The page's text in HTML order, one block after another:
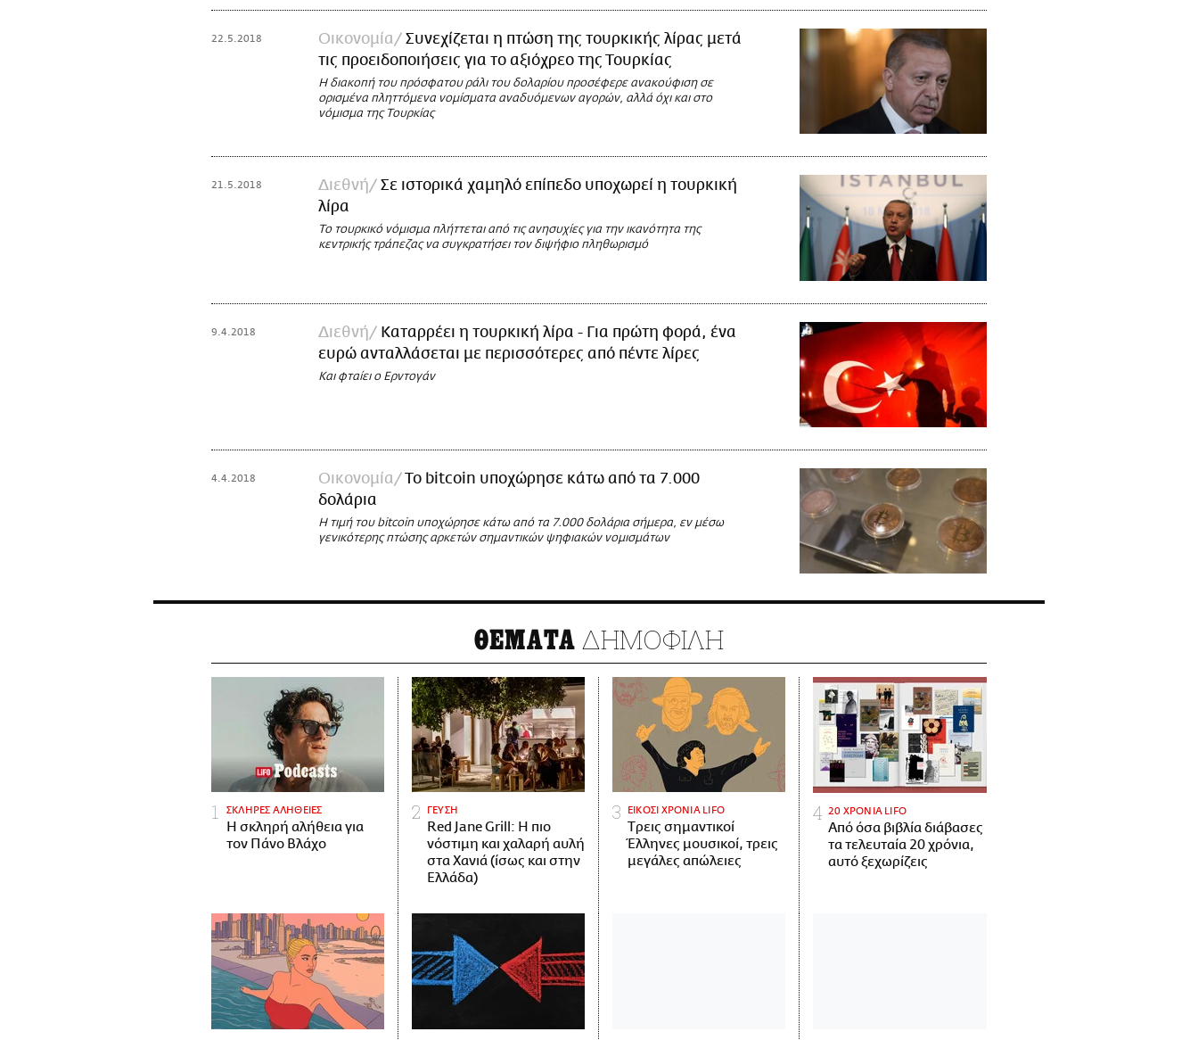
22.5.2018 Οικονομία
Συνεχίζεται η πτώση της τουρκικής λίρας μετά
τις προειδοποιήσεις για το αξιόχρεο της Τουρκίας
Η διακοπή του πρόσφατου ράλι του δολαρίου προσέφερε ανακούφιση σε
ορισμένα πληττόμενα νομίσματα αναδυόμενων αγορών, αλλά όχι και στο
νόμισμα της Τουρκίας
21.5.2018 Διεθνή
Σε ιστορικά χαμηλό επίπεδο υποχωρεί η τουρκική
λίρα
Το τουρκικό νόμισμα πλήττεται από τις ανησυχίες για την ικανότητα της
κεντρικής τράπεζας να συγκρατήσει τον διψήφιο πληθωρισμό
9.4.2018 Διεθνή
Καταρρέει η τουρκική λίρα - Για πρώτη φορά, ένα
ευρώ ανταλλάσεται με περισσότερες από πέντε λίρες
Και φταίει ο Ερντογάν
4.4.2018 Οικονομία
Το bitcoin υποχώρησε κάτω από τα 7.000
δολάρια
Η τιμή του bitcoin υποχώρησε κάτω από τα 7.000 δολάρια σήμερα, εν μέσω
γενικότερης πτώσης αρκετών σημαντικών ψηφιακών νομισμάτων
ΘΕΜΑΤΑ ΔΗΜΟΦΙΛΗ
ΣΚΛΗΡΕΣ ΑΛΗΘΕΙΕΣ
H σκληρή αλήθεια για
τον Πάνο Βλάχο
ΓΕΥΣΗ
Red Jane Grill: Η πιο
νόστιμη και χαλαρή αυλή
στα Χανιά (ίσως και στην
Ελλάδα)
ΕΙΚΟΣΙ ΧΡΟΝΙΑ LIFO
Tρεις σημαντικοί
Έλληνες μουσικοί, τρεις
μεγάλες απώλειες
20 ΧΡΟΝΙΑ LIFO
Από όσα βιβλία διάβασες
τα τελευταία 20 χρόνια,
αυτό ξεχωρίζεις